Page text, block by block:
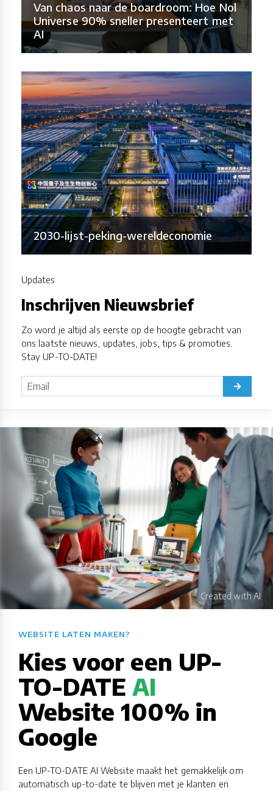
Van chaos naar de boardroom: Hoe Nol
Universe 90% sneller presenteert met
AI
2030-lijst-peking-wereldeconomie
Updates
Inschrijven Nieuwsbrief
Zo word je altijd als eerste op de hoogte gebracht van
ons laatste nieuws, updates, jobs, tips & promoties.
Stay UP-TO-DATE!
WEBSITE LATEN MAKEN?​​​​​​​​​​​​​​
Kies voor een UP-
TO-DATE AI
Website 100% in
Google
Een UP-TO-DATE AI Website maakt het gemakkelijk om
automatisch up-to-date te blijven met je klanten en